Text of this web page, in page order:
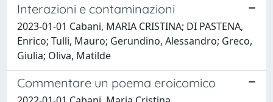
Interazioni e contaminazioni
2023-01-01 Cabani, MARIA CRISTINA; DI PASTENA,
Enrico; Tulli, Mauro; Gerundino, Alessandro; Greco,
Giulia; Oliva, Matilde
Commentare un poema eroicomico